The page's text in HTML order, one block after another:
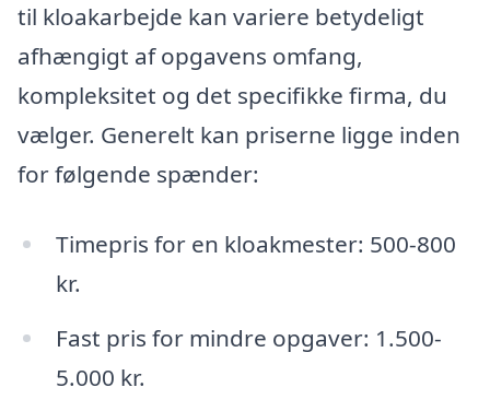
til kloakarbejde kan variere betydeligt
afhængigt af opgavens omfang,
kompleksitet og det specifikke firma, du
vælger. Generelt kan priserne ligge inden
for følgende spænder:
Timepris for en kloakmester: 500-800
kr.
Fast pris for mindre opgaver: 1.500-
5.000 kr.